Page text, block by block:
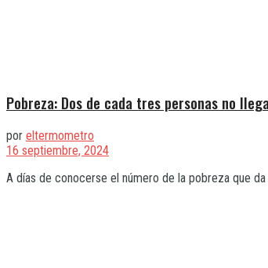
Pobreza: Dos de cada tres personas no
por eltermometro
16 septiembre, 2024
A días de conocerse el número de la pobreza que